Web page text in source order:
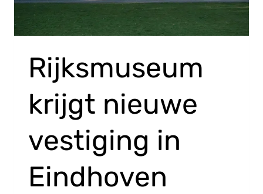
Rijksmuseum
krijgt nieuwe
vestiging in
Eindhoven